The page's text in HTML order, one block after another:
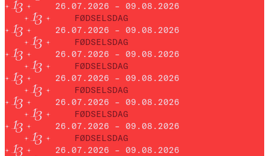
26.07.2026 – 09.08.2026
FØDSELSDAG
26.07.2026 – 09.08.2026
FØDSELSDAG
26.07.2026 – 09.08.2026
FØDSELSDAG
26.07.2026 – 09.08.2026
FØDSELSDAG
26.07.2026 – 09.08.2026
FØDSELSDAG
26.07.2026 – 09.08.2026
FØDSELSDAG
26.07.2026 – 09.08.2026